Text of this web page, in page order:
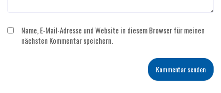
Name, E-Mail-Adresse und Website in diesem Browser für meinen
nächsten Kommentar speichern.